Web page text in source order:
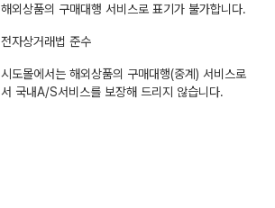
해외상품의 구매대행 서비스로 표기가 불가합니다.
전자상거래법 준수
시도몰에서는 해외상품의 구매대행(중계) 서비스로
서 국내A/S서비스를 보장해 드리지 않습니다.